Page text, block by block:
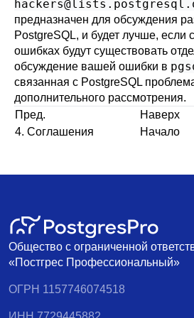
предназначен для обсуждения
PostgreSQL, и будет лучше, если
ошибках будут существовать
обсуждение вашей ошибки в
связанная с PostgreSQL
дополнительного рассмотрения.
Пред.
Наверх
4. Соглашения
Начало
Общество с ограниченной
«Постгрес Профессиональный»
ОГРН 1157746074518